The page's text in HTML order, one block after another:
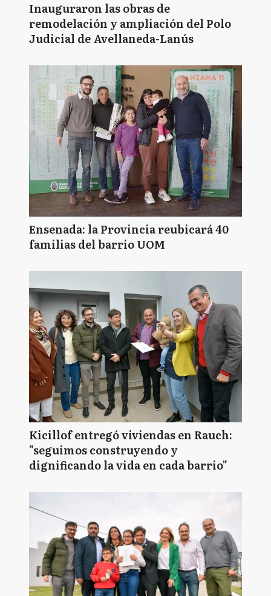
Inauguraron las obras de
remodelación y ampliación del Polo
Judicial de Avellaneda-Lanús
Ensenada: la Provincia reubicará 40
familias del barrio UOM
Kicillof entregó viviendas en Rauch:
"seguimos construyendo y
dignificando la vida en cada barrio"